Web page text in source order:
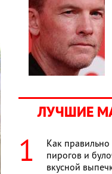
ЛУЧШИЕ
Как правильно
пирогов и
вкусной